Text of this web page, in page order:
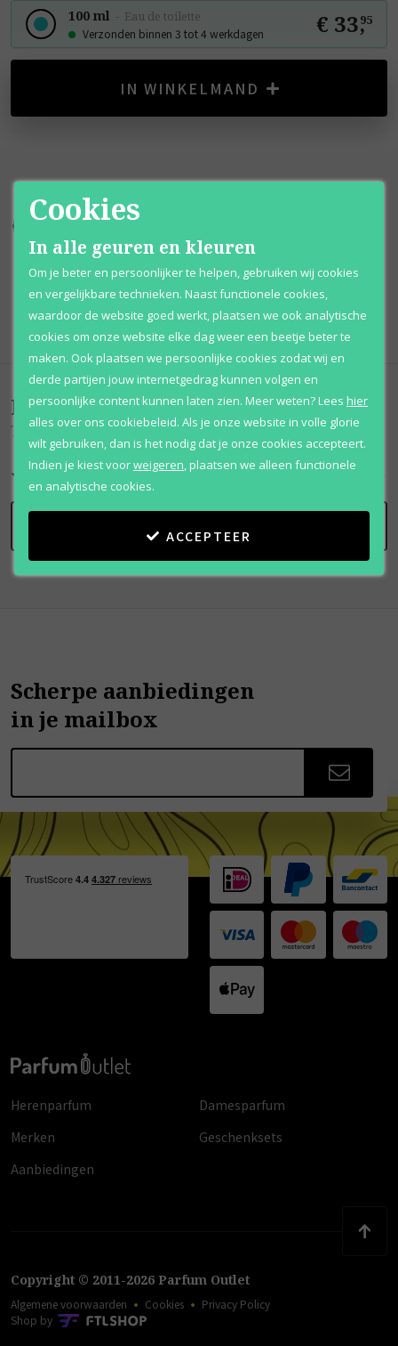
100 ml Eau de toilette
Verzonden binnen 3 tot 4 werkdagen € 33,
95
IN WINKELMAND
100% originele Afhalen mogelijk
Qshops Keurmerk
Beoordelingen(0)
The Warrior
SCHRIJF BEOORDELING
Scherpe aanbiedingen
in je mailbox
Herenparfum
Damesparfum
Merken
Geschenksets
Aanbiedingen
Copyright © 2011-2026 Parfum Outlet
Algemene voorwaarden Cookies
Privacy Policy
Shop by
Cookies
In alle geuren en kleuren
Om je beter en persoonlijker te helpen, gebruiken wij cookies
en vergelijkbare technieken. Naast functionele cookies,
waardoor de website goed werkt, plaatsen we ook analytische
cookies om onze website elke dag weer een beetje beter te
maken. Ook plaatsen we persoonlijke cookies zodat wij en
derde partijen jouw internetgedrag kunnen volgen en
persoonlijke content kunnen laten zien. Meer weten?Lees hier
alles over ons cookiebeleid. Als je onze website in volle glorie
wilt gebruiken, dan is het nodig dat je onze cookies accepteert.
Indien je kiest voorweigeren,plaatsen we alleen functionele
en analytische cookies.
ACCEPTEER